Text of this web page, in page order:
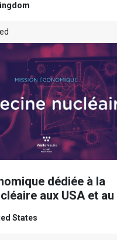
dédiée à la
aux USA et au
States